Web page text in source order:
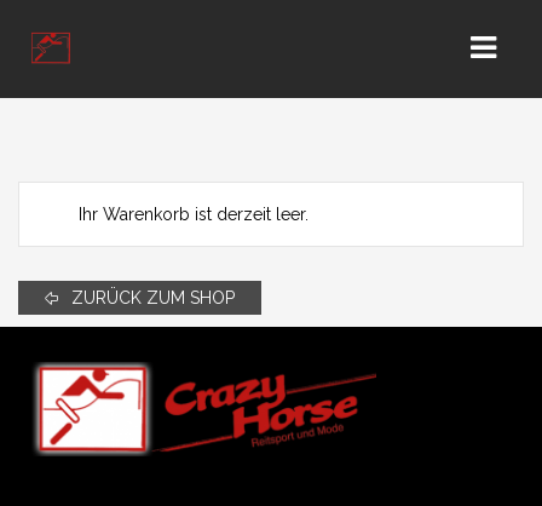
KONTAKT
WIR ÜBER UNS
KUNDEN KONTO
Ihr Warenkorb ist derzeit leer.
ZURÜCK ZUM SHOP